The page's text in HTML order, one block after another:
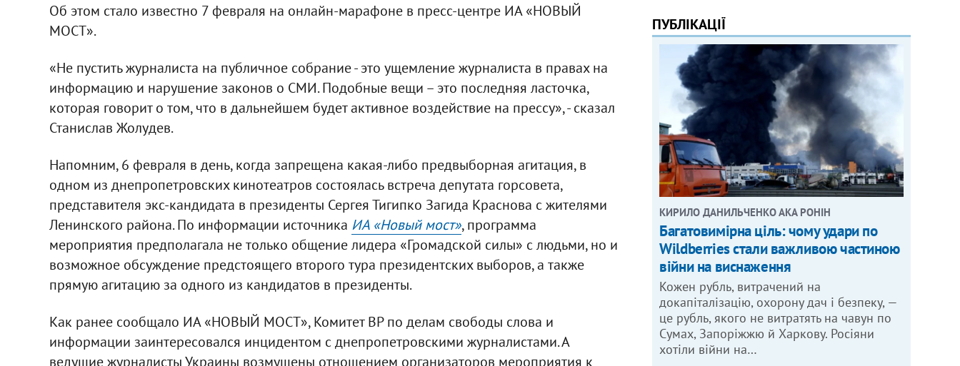
Об этом стало известно 7 февраля на онлайн-марафоне в пресс-центре ИА «НОВЫЙ
МОСТ».
«Не пустить журналиста на публичное собрание - это ущемление журналиста в правах на
информацию и нарушение законов о СМИ. Подобные вещи – это последняя ласточка,
которая говорит о том, что в дальнейшем будет активное воздействие на прессу», - сказал
Станислав Жолудев.
Напомним, 6 февраля в день, когда запрещена какая-либо предвыборная агитация, в
одном из днепропетровских кинотеатров состоялась встреча депутата горсовета,
представителя экс-кандидата в президенты Сергея Тигипко Загида Краснова с жителями
Ленинского района. По информации источника ИА «Новый мост», программа
мероприятия предполагала не только общение лидера «Громадской силы» с людьми, но и
возможное обсуждение предстоящего второго тура президентских выборов, а также
прямую агитацию за одного из кандидатов в президенты.
Как ранее сообщало ИА «НОВЫЙ МОСТ», Комитет ВР по делам свободы слова и
информации заинтересовался инцидентом с днепропетровскими журналистами. А
ведущие журналисты Украины возмущены отношением организаторов мероприятия к
ПУБЛІКАЦІЇ
КИРИЛО ДАНИЛЬЧЕНКО АКА РОНІН
Багатовимірна ціль: чому удари по
Wildberries стали важливою частиною
війни на виснаження
Кожен рубль, витрачений на
докапіталізацію, охорону дач і безпеку, —
це рубль, якого не витратять на чавун по
Сумах, Запоріжжю й Харкову. Росіяни
хотіли війни на…